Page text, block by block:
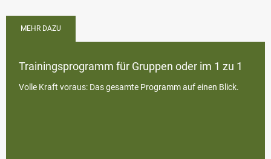
MEHR DAZU
Trainingsprogramm für Gruppen oder im 1 zu 1
Volle Kraft voraus: Das gesamte Programm auf einen Blick.